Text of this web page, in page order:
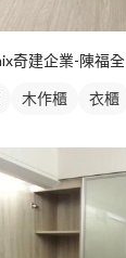
奇建企業-陳福全
木作櫃 衣櫃